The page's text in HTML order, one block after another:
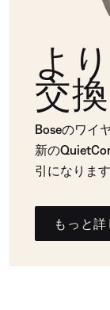
よ
交換
Boseのワイ
新の
引になります
もっと